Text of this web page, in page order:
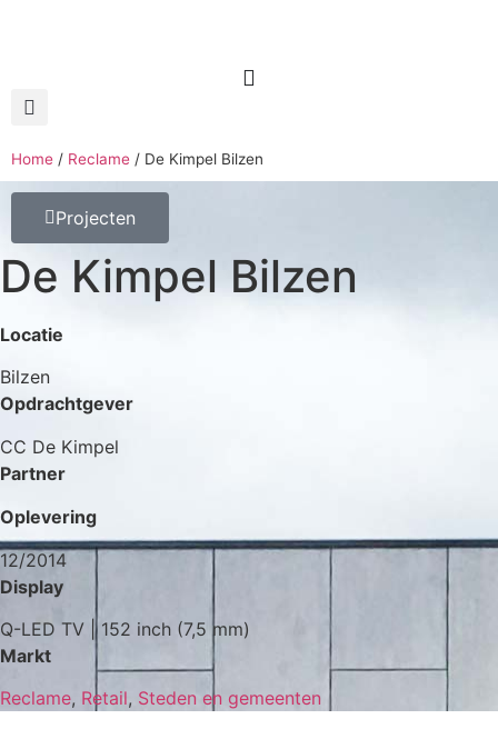
Home / Reclame / De Kimpel Bilzen
Projecten
De Kimpel Bilzen
Locatie
Bilzen
Opdrachtgever
CC De Kimpel
Partner
Oplevering
12/2014
Display
Q-LED TV | 152 inch (7,5 mm)
Markt
Reclame, Retail, Steden en gemeenten